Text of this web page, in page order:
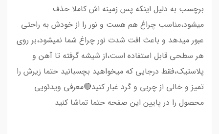
برچسب به دلیل اینکه پس زمینه اش کاملا حذف
میشود،مناسب چراغ هم هست و نور را از خودش به راحتی
عبور میدهد و باعث افت شدت نور چراغ شما نمیشود،بر روی
هر سطحی قابل استفاده است،از شیشه گرفته تا آهن و
پلاستیک،فقط درجایی که میخواهید بچسبانید حتما زیرش را
تمیز و خالی از چربی و گرد غبار کنید🔴معرفی ویدئویی
محصول را در پایین این صفحه حتما تماشا کنید